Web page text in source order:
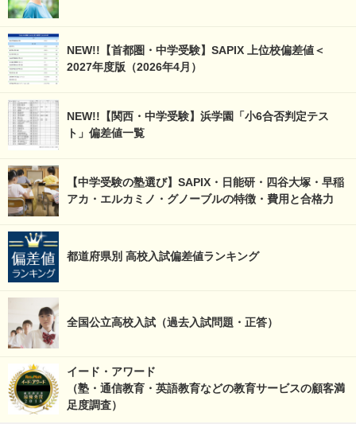
NEW!!【首都圏・中学受験】SAPIX 上位校偏差値＜
2027年度版（2026年4月）
NEW!!【関西・中学受験】浜学園「小6合否判定テス
ト」偏差値一覧
【中学受験の塾選び】SAPIX・日能研・四谷大塚・早稲
アカ・エルカミノ・グノーブルの特徴・費用と合格力
都道府県別 高校入試偏差値ランキング
全国公立高校入試（過去入試問題・正答）
イード・アワード
（塾・通信教育・英語教育などの教育サービスの顧客満
足度調査）